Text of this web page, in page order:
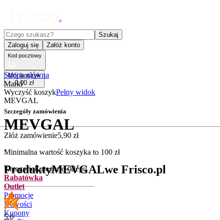
Czego szukasz?
Szukaj
Zaloguj się
Załóż konto
Kod pocztowy
Mój koszyk
0,00 zł
Wyczyść koszykPełny widok
Szczegóły zamówienia
Złóż zamówienie5,90 zł
Minimalna wartość koszyka to 100 zł
KategorieKategorie sklepu
Rabatówka
Outlet
Promocje
Nowości
Kupony
Strona główna
Marki
MEVGAL
MEVGAL
.
ProduktyMEVGALwe Frisco.pl
5.0